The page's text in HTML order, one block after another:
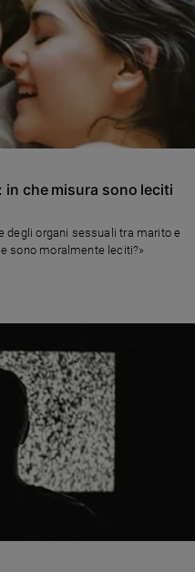
in che misura sono leciti
degli organi sessuali tra marito e
sono moralmente leciti?»